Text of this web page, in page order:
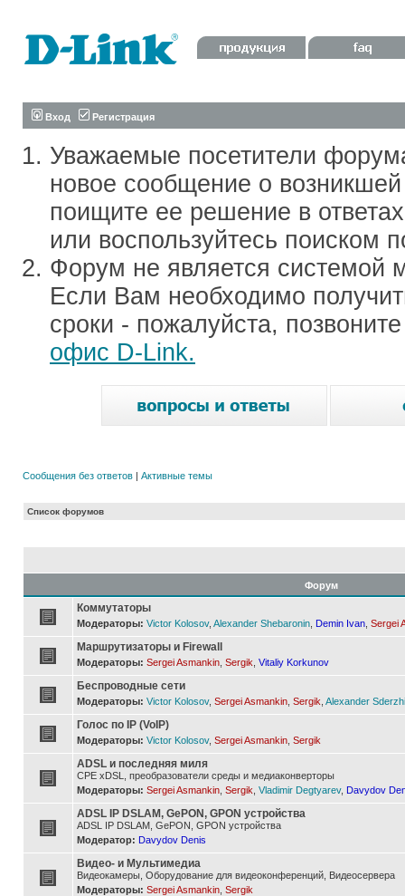
Вход Регистрация
Уважаемые посетители
новое сообщение о
поищите ее решение в
или воспользуйтесь поиском
Форум не является системой
Если Вам необходимо
сроки - пожалуйста,
офис D-Link.
Сообщения без ответов | Активные темы
Список форумов
Форум
Коммутаторы
Модераторы: Victor Kolosov, Alexander Shebaronin Demin Ivan Sergei
Маршрутизаторы и Firewall
Модераторы: Sergei Asmankin Sergik Vitaliy Korkunov
Беспроводные сети
Модераторы: Victor Kolosov, Sergei Asmankin Sergik Alexander
Голос по IP (VoIP)
Модераторы: Victor Kolosov, Sergei Asmankin Sergik
ADSL и последняя миля
CPE xDSL, преобразователи среды и медиаконверторы
Модераторы: Sergei Asmankin Sergik Vladimir Degtyarev, Davydov
ADSL IP DSLAM, GePON, GPON устройства
ADSL IP DSLAM, GePON, GPON устройства
Модератор: Davydov Denis
Видео- и Мультимедиа
Видеокамеры, Оборудование для видеоконференций, Видеосервера
Модераторы: Sergei Asmankin Sergik